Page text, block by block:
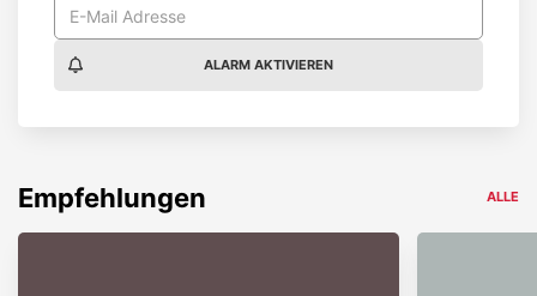
ALARM AKTIVIEREN
Empfehlungen ALLE